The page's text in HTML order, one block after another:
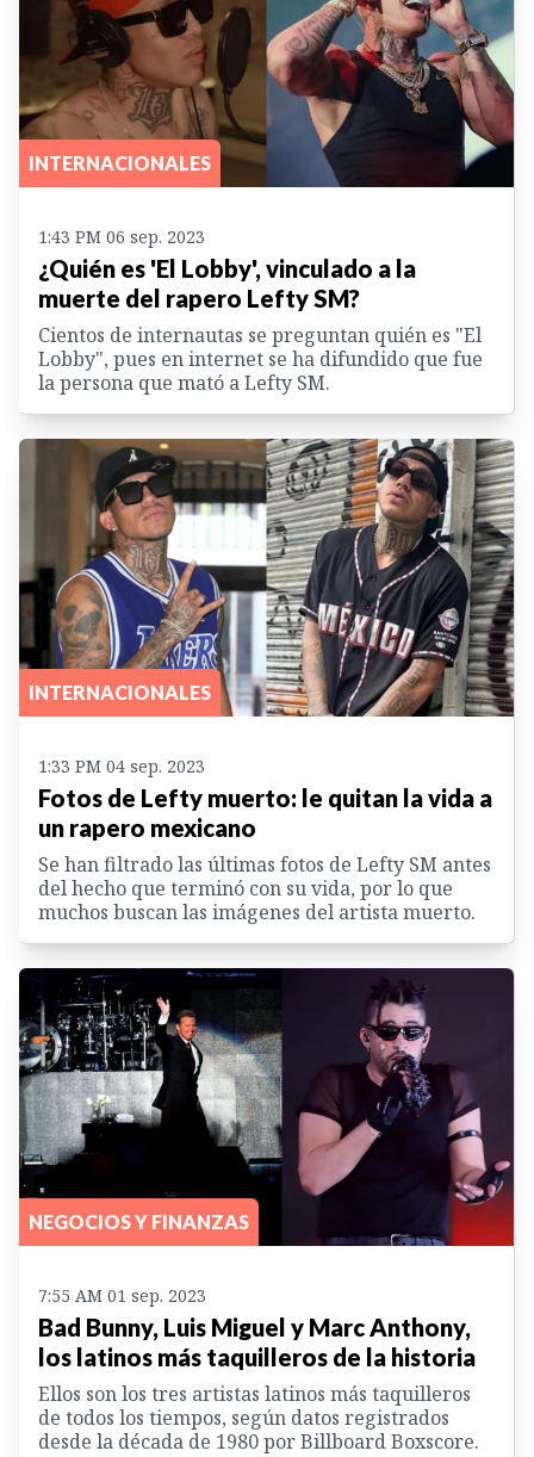
INTERNACIONALES
1:43 PM 06 sep. 2023
¿Quién es 'El Lobby', vinculado a la
muerte del rapero Lefty SM?
Cientos de internautas se preguntan quién es "El
Lobby", pues en internet se ha difundido que fue
la persona que mató a Lefty SM.
INTERNACIONALES
1:33 PM 04 sep. 2023
Fotos de Lefty muerto: le quitan la vida a
un rapero mexicano
Se han filtrado las últimas fotos de Lefty SM antes
del hecho que terminó con su vida, por lo que
muchos buscan las imágenes del artista muerto.
NEGOCIOS Y FINANZAS
7:55 AM 01 sep. 2023
Bad Bunny, Luis Miguel y Marc Anthony,
los latinos más taquilleros de la historia
Ellos son los tres artistas latinos más taquilleros
de todos los tiempos, según datos registrados
desde la década de 1980 por Billboard Boxscore.